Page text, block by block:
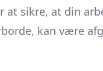
at sikre, at din
kan være